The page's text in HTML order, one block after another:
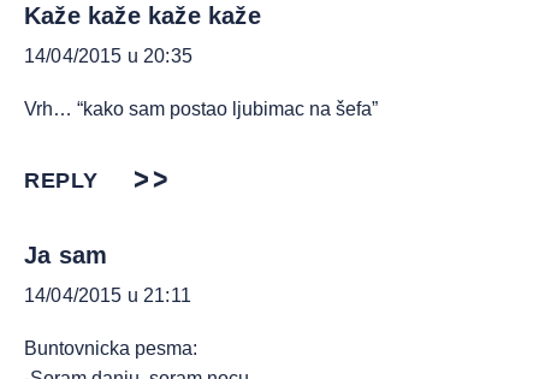
Kaže kaže kaže kaže
14/04/2015 u 20:35
Vrh… “kako sam postao ljubimac na šefa”
REPLY
Ja sam
14/04/2015 u 21:11
Buntovnicka pesma: